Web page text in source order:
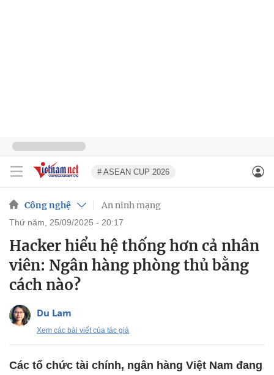
# ASEAN CUP 2026
Công nghệ An ninh mạng
thứ năm, 25/09/2025 - 20:17
Hacker hiểu hệ thống hơn cả nhân
viên: Ngân hàng phòng thủ bằng
cách nào?
Du Lam
Xem các bài viết của tác giả
Các tổ chức tài chính, ngân hàng Việt Nam đang